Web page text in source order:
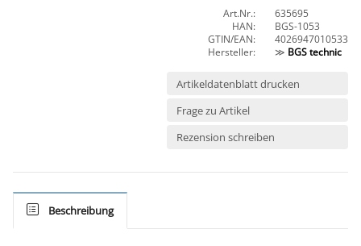
Art.Nr.:
635695
HAN:
BGS-1053
GTIN/EAN:
4026947010533
Hersteller:
≫ BGS technic
Artikeldatenblatt drucken
Frage zu Artikel
Rezension schreiben
Beschreibung